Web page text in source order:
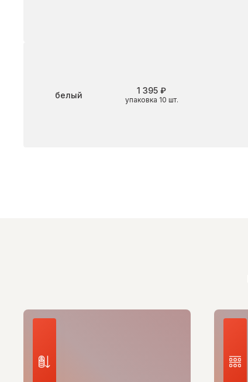
белый упаковка 10 шт.
1 395 ₽